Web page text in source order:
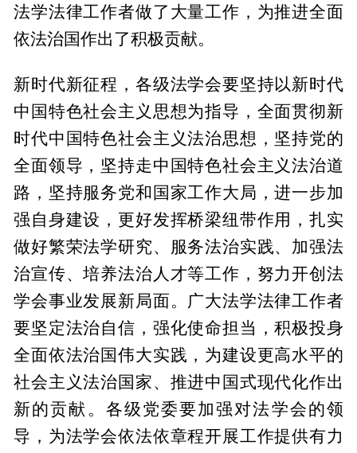
法学法律工作者做了大量工作，为推进全面
依法治国作出了积极贡献。
新时代新征程，各级法学会要坚持以新时代
中国特色社会主义思想为指导，全面贯彻新
时代中国特色社会主义法治思想，坚持党的
全面领导，坚持走中国特色社会主义法治道
路，坚持服务党和国家工作大局，进一步加
强自身建设，更好发挥桥梁纽带作用，扎实
做好繁荣法学研究、服务法治实践、加强法
治宣传、培养法治人才等工作，努力开创法
学会事业发展新局面。广大法学法律工作者
要坚定法治自信，强化使命担当，积极投身
全面依法治国伟大实践，为建设更高水平的
社会主义法治国家、推进中国式现代化作出
新的贡献。各级党委要加强对法学会的领
导，为法学会依法依章程开展工作提供有力